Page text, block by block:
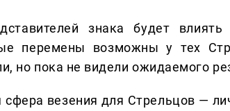
знака будет
перемены возможны у тех
но пока не видели ожидаемого
сфера везения для Стрельцов —